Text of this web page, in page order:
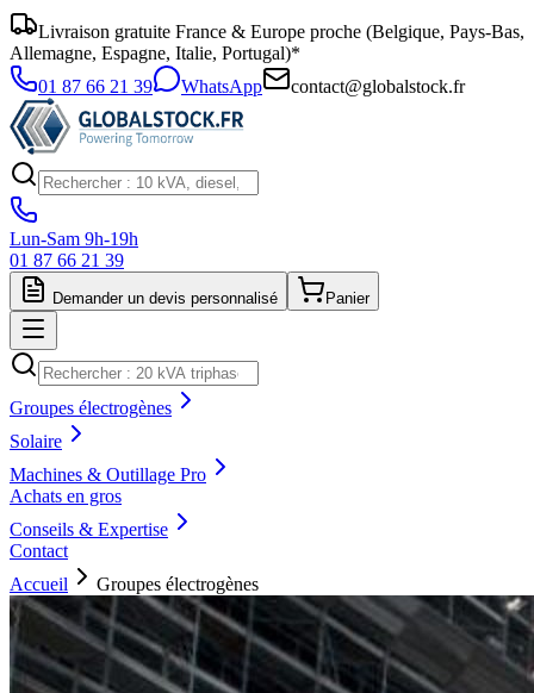
Livraison gratuite France & Europe proche (Belgique, Pays-Bas,
Allemagne, Espagne, Italie, Portugal)*
01 87 66 21 39
WhatsApp contact@globalstock.fr
Lun-Sam 9h-19h
01 87 66 21 39
Demander un devis personnalisé Panier
Groupes électrogènes
Solaire
Machines & Outillage Pro
Achats en gros
Conseils & Expertise
Contact
Accueil
Groupes électrogènes